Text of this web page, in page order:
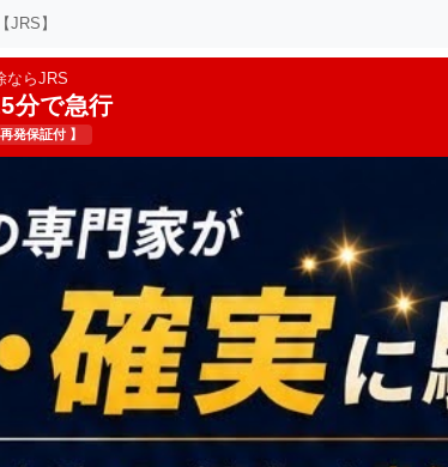
JRS】
ならJRS
分で急行
発保証付 】